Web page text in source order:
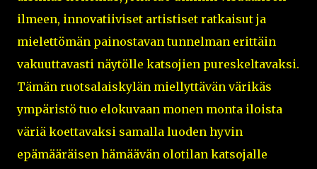
ilmeen, innovatiiviset artistiset ratkaisut ja
mielettömän painostavan tunnelman erittäin
vakuuttavasti näytölle katsojien pureskeltavaksi.
Tämän ruotsalaiskylän miellyttävän värikäs
ympäristö tuo elokuvaan monen monta iloista
väriä koettavaksi samalla luoden hyvin
epämääräisen hämäävän olotilan katsojalle